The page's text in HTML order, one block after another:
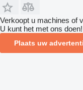
Verkoopt u machines of
U kunt het met ons doen!
Plaats uw